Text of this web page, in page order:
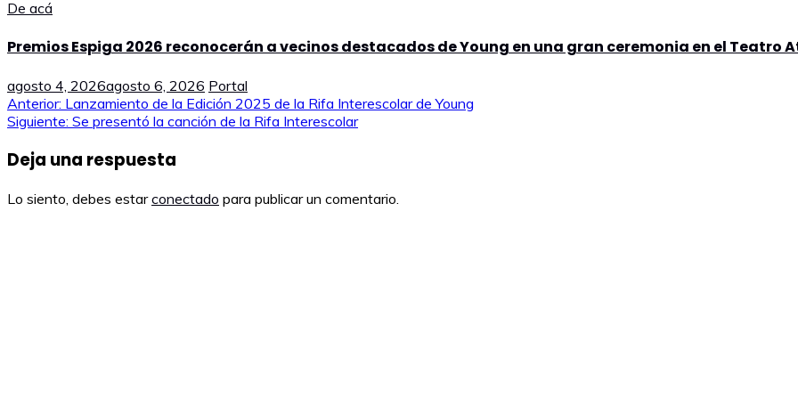
De acá
Premios Espiga 2026 reconocerán a vecinos destacados de Young en una gran ceremonia en el Teatro
agosto 4, 2026agosto 6, 2026 Portal
Navegación
entradas
Anterior: Lanzamiento de la Edición 2025 de la Rifa Interescolar de Young
Siguiente: Se presentó la canción de la Rifa Interescolar
Deja una respuesta
Lo siento, debes estarconectado para publicar un comentario.